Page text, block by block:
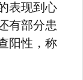
表现到心
有部分患
阳性，称